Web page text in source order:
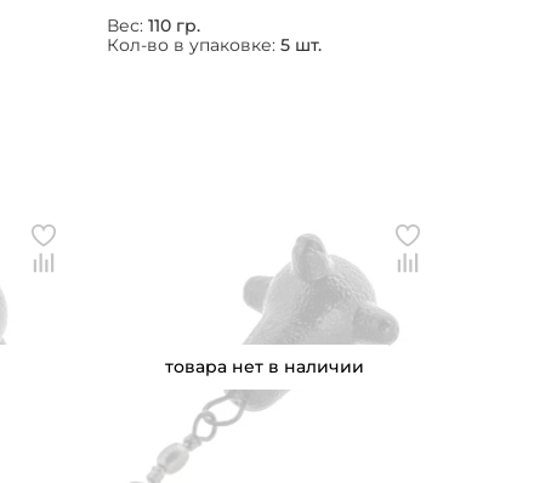
Вес: 110 гр.
Кол-во в упаковке: 5 шт.
товара нет в наличии